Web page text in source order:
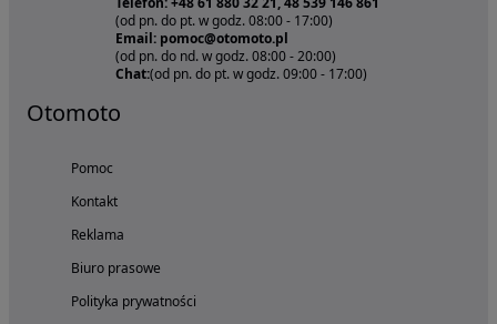
(od pn. do pt. w godz. 08:00 - 17:00)
Email: pomoc@otomoto.pl
(od pn. do nd. w godz. 08:00 - 20:00)
Chat:(od pn. do pt. w godz. 09:00 - 17:00)
Otomoto
Pomoc
Kontakt
Reklama
Biuro prasowe
Polityka prywatności